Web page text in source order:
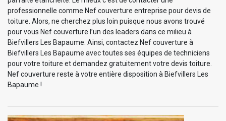
professionnelle comme Nef couverture entreprise pour devis de
toiture. Alors, ne cherchez plus loin puisque nous avons trouvé
pour vous Nef couverture l’un des leaders dans ce milieu à
Biefvillers Les Bapaume. Ainsi, contactez Nef couverture à
Biefvillers Les Bapaume avec toutes ses équipes de techniciens
pour votre toiture et demandez gratuitement votre devis toiture.
Nef couverture reste à votre entière disposition à Biefvillers Les
Bapaume !